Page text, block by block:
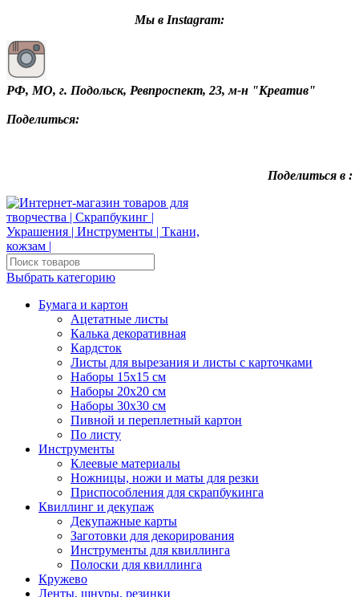
Мы в Instagram:
РФ, МО, г. Подольск, Ревпроспект, 23, м-н "Креатив"
Поделиться:
Поделиться в :
Выбрать категорию
Бумага и картон
Ацетатные листы
Калька декоративная
Кардсток
Листы для вырезания и листы с карточками
Наборы 15х15 см
Наборы 20х20 см
Наборы 30х30 см
Пивной и переплетный картон
По листу
Инструменты
Клеевые материалы
Ножницы, ножи и маты для резки
Приспособления для скрапбукинга
Квиллинг и декупаж
Декупажные карты
Заготовки для декорирования
Инструменты для квиллинга
Полоски для квиллинга
Кружево
Ленты, шнуры, резинки